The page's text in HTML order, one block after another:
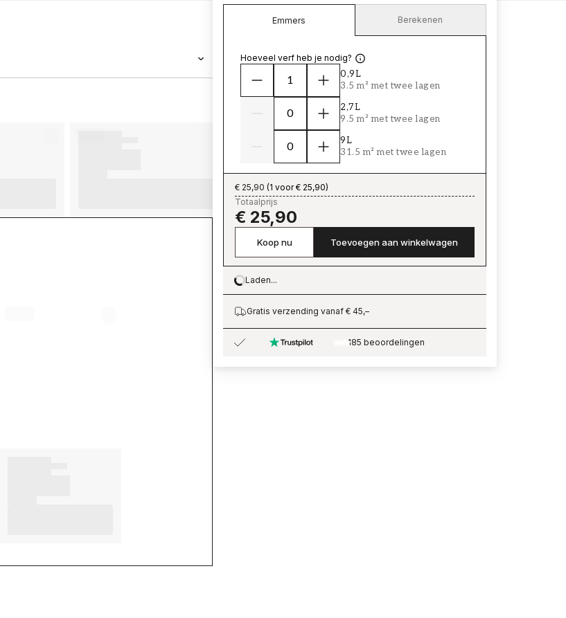
Emmers Berekenen
Hoeveel verf heb je nodig?
0,9L
3.5 m² met twee lagen
2,7L
9.5 m² met twee lagen
9L
31.5 m² met twee lagen
€ 25,90 (1 voor € 25,90)
Totaalprijs
€ 25,90
Koop nu Toevoegen aan winkelwagen
Loading…
Laden...
Gratis verzending vanaf € 45,–
185 beoordelingen